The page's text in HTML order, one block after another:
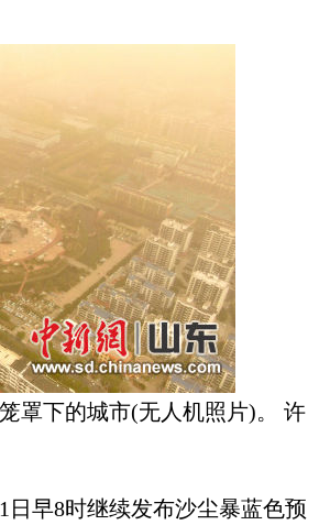
罩下的城市(无人机照片)。 许
早8时继续发布沙尘暴蓝色预